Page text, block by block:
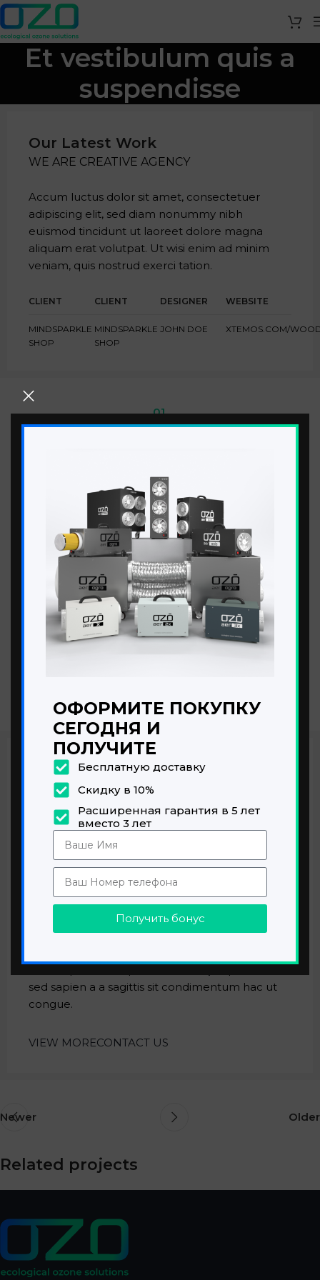
ОФОРМИТЕ ПОКУПКУ
СЕГОДНЯ И
ПОЛУЧИТЕ
Бесплатную доставку
Скидку в 10%
Расширенная гарантия в 5 лет
вместо 3 лет
Получить бонус
Et vestibulum quis a
suspendisse
Our Latest Work
WE ARE CREATIVE AGENCY
Accum luctus dolor sit amet, consectetuer
adipiscing elit, sed diam nonummy nibh
euismod tincidunt ut laoreet dolore magna
aliquam erat volutpat. Ut wisi enim ad minim
veniam, quis nostrud exerci tation.
CLIENT
MINDSPARKLE
SHOP
CLIENT
MINDSPARKLE
SHOP
DESIGNER
JOHN DOE
WEBSITE
XTEMOS.COM/
01.
VULPUTATE A PORTA
placerat a parturient congue
non commodo felis in dui
02.
SUSCIPIT HABITANT
Ullamcorper adipiscing vel hac a
egestas leo in sit pharetra auctor
nibh mauris mi cum curae nec
nasceturam
03.
VESTIBULUM CUBILIA
Gravida morbi platea at arcu
Purus lectus scelerisque
parturientlobortis namar
Purusvel sapiena mollis fusce parturient a
laoreet vestibulum purus ullamcorper tellus
ante at duira convallis ac vel a vestibulum sem
ridiculus sapien.
Suscipit habitant vulputate a porta.
Consectetur vestibulum cubilia acc.
sed sapien a a sagittis sit condimentum hac ut
congue.
VIEW MORECONTACT US
Newer Older
Related projects
Decor
Rhoncus quisque sollicitudin